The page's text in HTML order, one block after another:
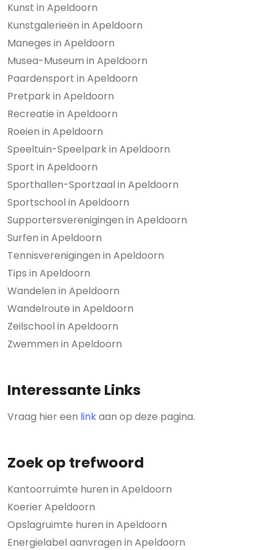
Kunst in Apeldoorn
Kunstgalerieën in Apeldoorn
Maneges in Apeldoorn
Musea-Museum in Apeldoorn
Paardensport in Apeldoorn
Pretpark in Apeldoorn
Recreatie in Apeldoorn
Roeien in Apeldoorn
Speeltuin-Speelpark in Apeldoorn
Sport in Apeldoorn
Sporthallen-Sportzaal in Apeldoorn
Sportschool in Apeldoorn
Supportersverenigingen in Apeldoorn
Surfen in Apeldoorn
Tennisverenigingen in Apeldoorn
Tips in Apeldoorn
Wandelen in Apeldoorn
Wandelroute in Apeldoorn
Zeilschool in Apeldoorn
Zwemmen in Apeldoorn
Interessante Links
Vraag hier een linkaan op deze pagina.
Zoek op trefwoord
Kantoorruimte huren in Apeldoorn
Koerier Apeldoorn
Opslagruimte huren in Apeldoorn
Energielabel aanvragen in Apeldoorn